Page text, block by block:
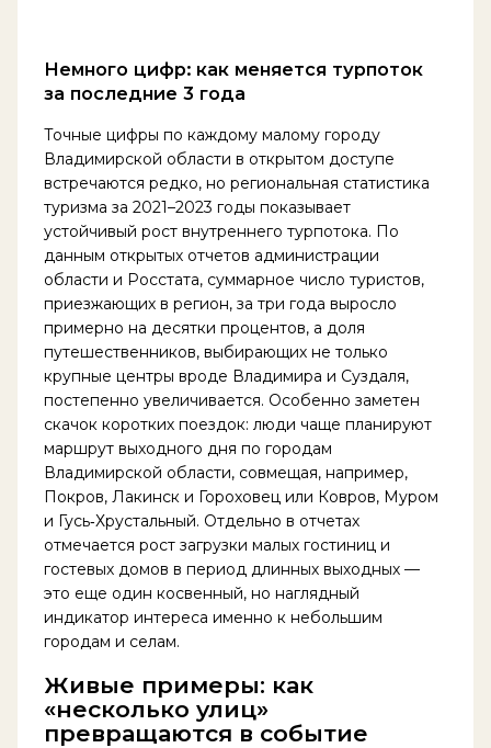
Немного цифр: как меняется турпоток
за последние 3 года
Точные цифры по каждому малому городу
Владимирской области в открытом доступе
встречаются редко, но региональная статистика
туризма за 2021–2023 годы показывает
устойчивый рост внутреннего турпотока. По
данным открытых отчетов администрации
области и Росстата, суммарное число туристов,
приезжающих в регион, за три года выросло
примерно на десятки процентов, а доля
путешественников, выбирающих не только
крупные центры вроде Владимира и Суздаля,
постепенно увеличивается. Особенно заметен
скачок коротких поездок: люди чаще планируют
маршрут выходного дня по городам
Владимирской области, совмещая, например,
Покров, Лакинск и Гороховец или Ковров, Муром
и Гусь‑Хрустальный. Отдельно в отчетах
отмечается рост загрузки малых гостиниц и
гостевых домов в период длинных выходных —
это еще один косвенный, но наглядный
индикатор интереса именно к небольшим
городам и селам.
Живые примеры: как
«несколько улиц»
превращаются в событие